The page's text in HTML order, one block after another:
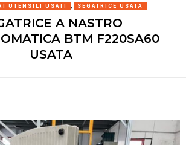
UTENSILI USATI SEGATRICE USATA
A NASTRO
BTM F220SA60
USATA